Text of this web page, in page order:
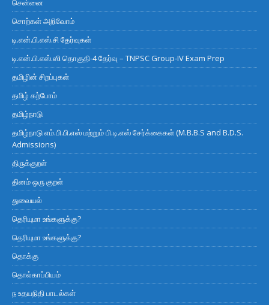
சென்னை
சொற்கள் அறிவோம்
டி.என்.பி.எஸ்.சி தேர்வுகள்
டி.என்.பி.எஸ்.ஸி தொகுதி-4 தேர்வு – TNPSC Group-IV Exam Prep
தமிழின் சிறப்புகள்
தமிழ் கற்போம்
தமிழ்நாடு
தமிழ்நாடு எம்.பி.பி.எஸ் மற்றும் பி.டி.எஸ் சேர்க்கைகள் (M.B.B.S and B.D.S.
Admissions)
திருக்குறள்
தினம் ஒரு குறள்
துவையல்
தெரியுமா உங்களுக்கு?
தெரியுமா உங்களுக்கு?
தொக்கு
தொல்காப்பியம்
ந உதயநிதி பாடல்கள்